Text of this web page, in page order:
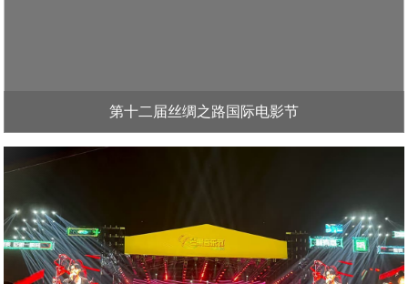
第十二届丝绸之路国际电影节